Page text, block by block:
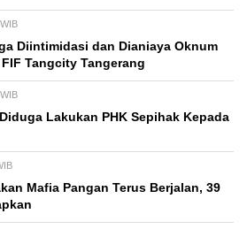
Diintimidasi dan Dianiaya Oknum
Tangcity Tangerang
Lakukan PHK Sepihak Kepada
Mafia Pangan Terus Berjalan, 39